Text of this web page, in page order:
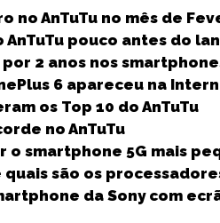
no AnTuTu no mês de
AnTuTu pouco antes do
2 anos nos
6 apareceu na
os Top 10 do AnTuTu
no AnTuTu
o smartphone 5G mais
quais são os
da Sony com